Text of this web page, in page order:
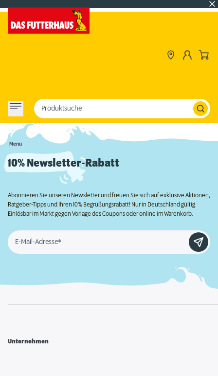
Menü
Produktsuche
10% Newsletter-Rabatt
Abonnieren Sie unseren Newsletter und freuen Sie sich auf exklusive Aktionen,
Ratgeber-Tipps und Ihren 10% Begrüßungsrabatt! Nur in Deutschland gültig.
Einlösbar im Markt gegen Vorlage des Coupons oder online im Warenkorb.
E-Mail-Adresse*
Unternehmen